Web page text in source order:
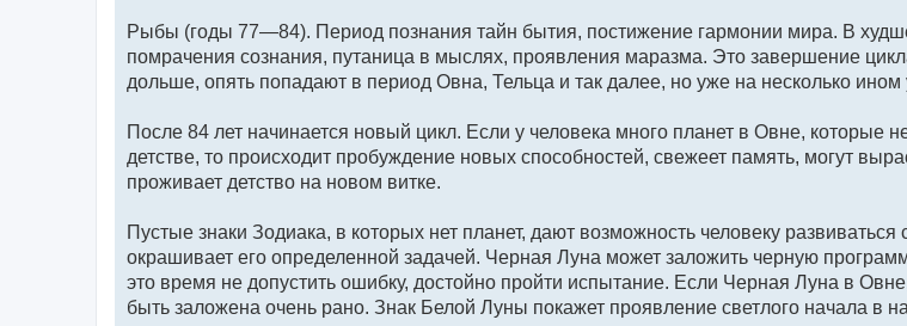
Рыбы (годы 77—84). Период познания тайн бытия, постижение гармонии мира. В
помрачения сознания, путаница в мыслях, проявления маразма. Это завершение
дольше, опять попадают в период Овна, Тельца и так далее, но уже на несколько ином
После 84 лет начинается новый цикл. Если у человека много планет в Овне, которые
детстве, то происходит пробуждение новых способностей, свежеет память, могут
проживает детство на новом витке.
Пустые знаки Зодиака, в которых нет планет, дают возможность человеку
окрашивает его определенной задачей. Черная Луна может заложить черную
это время не допустить ошибку, достойно пройти испытание. Если Черная Луна в
быть заложена очень рано. Знак Белой Луны покажет проявление светлого начала в